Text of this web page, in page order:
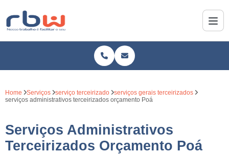
Home Serviços serviço terceirizado
serviços gerais terceirizados
serviços administrativos terceirizados orçamento Poá
Serviços Administrativos
Terceirizados Orçamento Poá